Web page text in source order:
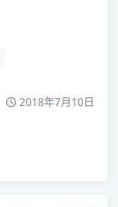
2018年7月10日